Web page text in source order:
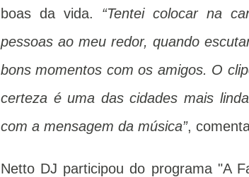
boas da vida. “Tentei colocar na
pessoas ao meu redor, quando
bons momentos com os amigos. O
certeza é uma das cidades mais
com a mensagem da música”,
Netto DJ participou do programa "A